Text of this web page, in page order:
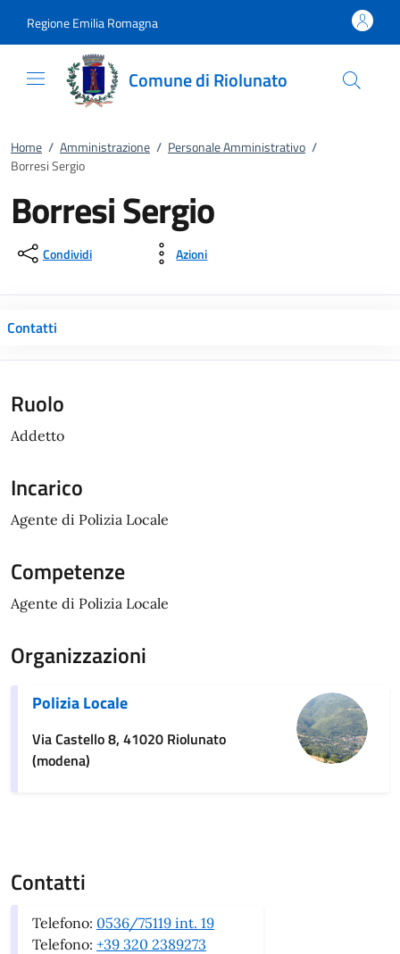
Regione Emilia Romagna
Comune di Riolunato
Home / Amministrazione / Personale Amministrativo /
Borresi Sergio
Borresi Sergio
Condividi Azioni
Contatti
Ruolo
Addetto
Incarico
Agente di Polizia Locale
Competenze
Agente di Polizia Locale
Organizzazioni
Polizia Locale
Via Castello 8, 41020 Riolunato
(modena)
Contatti
Telefono: 0536/75119 int. 19
Telefono: +39 320 2389273